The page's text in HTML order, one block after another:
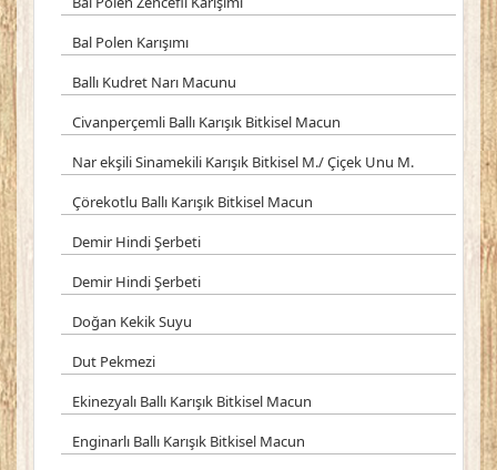
Bal Polen Karışımı
Ballı Kudret Narı Macunu
Civanperçemli Ballı Karışık Bitkisel Macun
Nar ekşili Sinamekili Karışık Bitkisel M./ Çiçek Unu M.
Çörekotlu Ballı Karışık Bitkisel Macun
Demir Hindi Şerbeti
Demir Hindi Şerbeti
Doğan Kekik Suyu
Dut Pekmezi
Ekinezyalı Ballı Karışık Bitkisel Macun
Enginarlı Ballı Karışık Bitkisel Macun